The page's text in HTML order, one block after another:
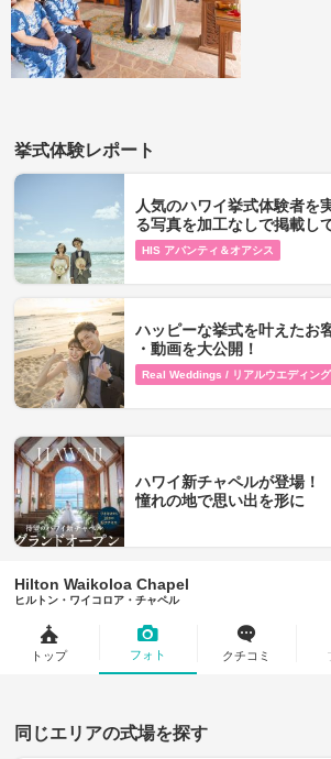
挙式体験レポート
人気のハワイ挙式体験者を
る写真を加工なしで掲載し
HIS アバンティ＆オアシス
ハッピーな挙式を叶えたお
・動画を​大公開！
Real Weddings / リアルウエディン
ハワイ新チャペルが登場！
憧れの地で思い出を形に
Hilton Waikoloa Chapel
ヒルトン・ワイコロア・チャペル
トップ フォト クチコミ
同じエリアの式場を探す